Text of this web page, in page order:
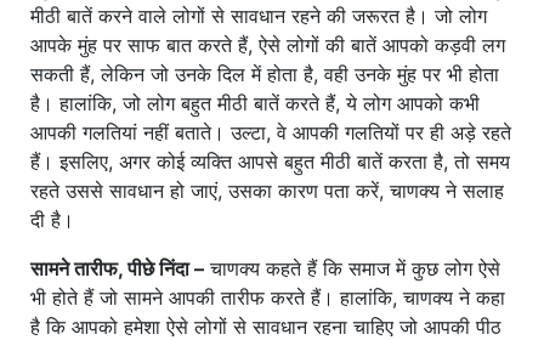
मीठी बातें करने वाले लोगों से सावधान रहने की जरूरत है। जो लोग
आपके मुंह पर साफ बात करते हैं, ऐसे लोगों की बातें आपको कड़वी लग
सकती हैं, लेकिन जो उनके दिल में होता है, वही उनके मुंह पर भी होता
है। हालांकि, जो लोग बहुत मीठी बातें करते हैं, ये लोग आपको कभी
आपकी गलतियां नहीं बताते। उल्टा, वे आपकी गलतियों पर ही अड़े रहते
हैं। इसलिए, अगर कोई व्यक्ति आपसे बहुत मीठी बातें करता है, तो समय
रहते उससे सावधान हो जाएं, उसका कारण पता करें, चाणक्य ने सलाह
दी है।
सामने तारीफ, पीछे निंदा – चाणक्य कहते हैं कि समाज में कुछ लोग ऐसे
भी होते हैं जो सामने आपकी तारीफ करते हैं। हालांकि, चाणक्य ने कहा
है कि आपको हमेशा ऐसे लोगों से सावधान रहना चाहिए जो आपकी पीठ